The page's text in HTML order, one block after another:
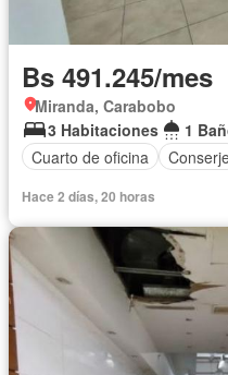
Bs 491.245/mes
Miranda, Carabobo
3 Habitaciones
1
Cuarto de oficina
Hace 2 días, 20 horas